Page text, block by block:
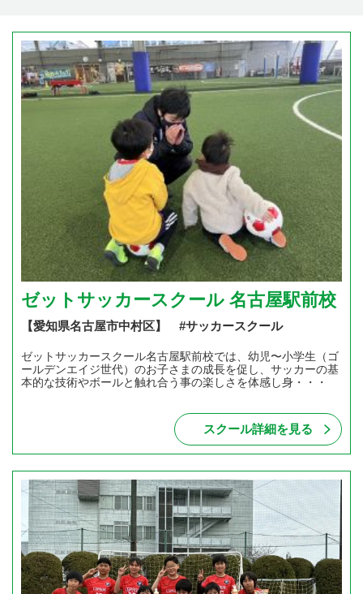
ゼットサッカースクール 名古屋駅前校
【愛知県名古屋市中村区】 #サッカースクール
ゼットサッカースクール名古屋駅前校では、幼児〜小学生（ゴ
ールデンエイジ世代）のお子さまの成長を促し、サッカーの基
本的な技術やボールと触れ合う事の楽しさを体感し身・・・
スクール詳細を見る